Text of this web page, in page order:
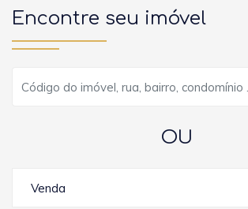
Encontre seu imóvel
OU
Venda